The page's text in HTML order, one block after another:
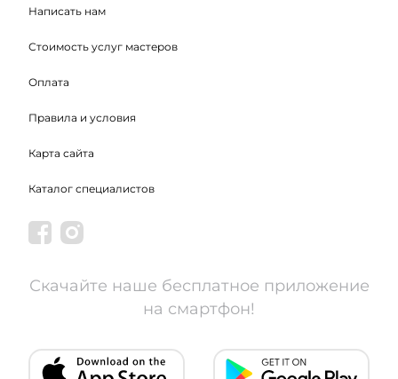
Написать нам
Стоимость услуг мастеров
Оплата
Правила и условия
Карта сайта
Каталог специалистов
Скачайте наше бесплатное приложение
на смартфон!